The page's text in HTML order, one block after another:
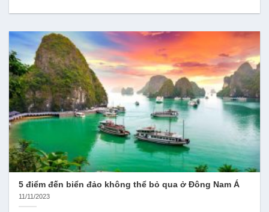
5 điểm đến biển đảo không thể bỏ qua ở Đông Nam Á
11/11/2023